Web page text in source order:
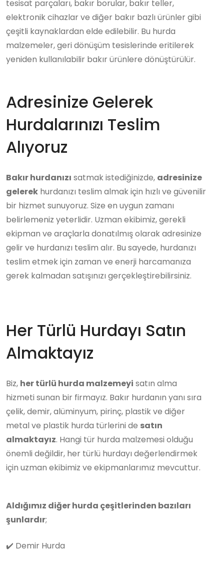
tesisat parçaları, bakır borular, bakır teller,
elektronik cihazlar ve diğer bakır bazlı ürünler gibi
çeşitli kaynaklardan elde edilebilir. Bu hurda
malzemeler, geri dönüşüm tesislerinde eritilerek
yeniden kullanılabilir bakır ürünlere dönüştürülür.
Adresinize Gelerek
Hurdalarınızı Teslim
Alıyoruz
Bakır hurdanızı satmak istediğinizde, adresinize
gelerek hurdanızı teslim almak için hızlı ve güvenilir
bir hizmet sunuyoruz. Size en uygun zamanı
belirlemeniz yeterlidir. Uzman ekibimiz, gerekli
ekipman ve araçlarla donatılmış olarak adresinize
gelir ve hurdanızı teslim alır. Bu sayede, hurdanızı
teslim etmek için zaman ve enerji harcamanıza
gerek kalmadan satışınızı gerçekleştirebilirsiniz.
Her Türlü Hurdayı Satın
Almaktayız
Biz, her türlü hurda malzemeyi satın alma
hizmeti sunan bir firmayız. Bakır hurdanın yanı sıra
çelik, demir, alüminyum, pirinç, plastik ve diğer
metal ve plastik hurda türlerini de satın
almaktayız. Hangi tür hurda malzemesi olduğu
önemli değildir, her türlü hurdayı değerlendirmek
için uzman ekibimiz ve ekipmanlarımız mevcuttur.
Aldığımız diğer hurda çeşitlerinden bazıları
şunlardır;
✔️ Demir Hurda